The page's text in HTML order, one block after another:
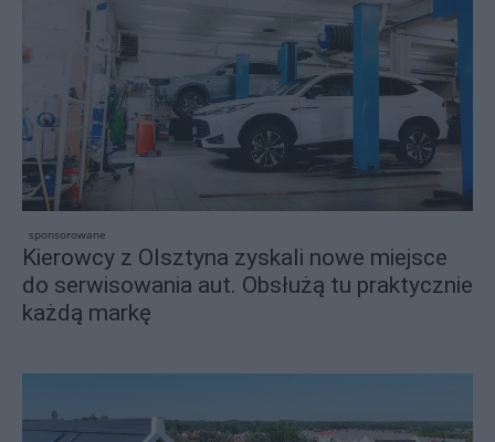
sponsorowane
Kierowcy z Olsztyna zyskali nowe miejsce
do serwisowania aut. Obsłużą tu praktycznie
każdą markę